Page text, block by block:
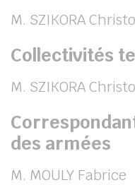
M. SZIKORA
Collectivités
M. SZIKORA
des armées
M. MOULY Fabrice